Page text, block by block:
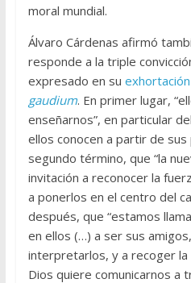
moral mundial.
Álvaro Cárdenas afirmó
responde a la triple
expresado en su
gaudium. En primer lugar,
enseñarnos”, en particular
ellos conocen a partir de
segundo término, que “la
invitación a reconocer la
a ponerlos en el centro del
después, que “estamos
en ellos (…) a ser sus
interpretarlos, y a recoger
Dios quiere comunicarnos a